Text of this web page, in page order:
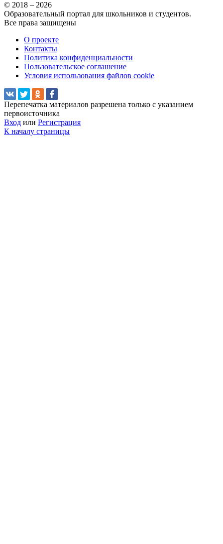
© 2018 – 2026
Образовательный портал для школьников и студентов.
Все права защищены
О проекте
Контакты
Политика конфиденциальности
Пользовательское соглашение
Условия использования файлов cookie
Перепечатка материалов разрешена только с указанием
первоисточника
Вход или Регистрация
К началу страницы